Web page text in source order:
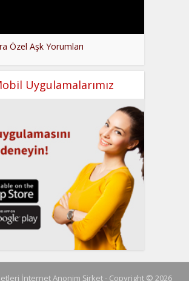
Özel Aşk Yorumları
Uygulamalarımız
İnternet Anonim Şirket - Copyright © 2026